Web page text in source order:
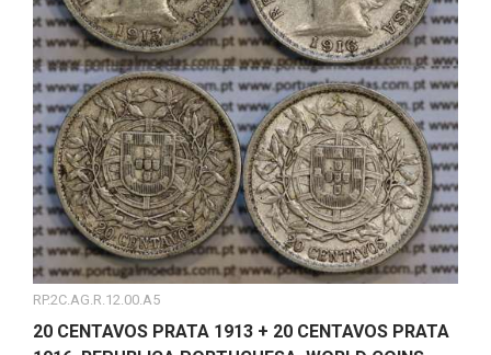
RP.2C.AG.R.12.00.A5
20 CENTAVOS PRATA 1913 + 20 CENTAVOS PRATA